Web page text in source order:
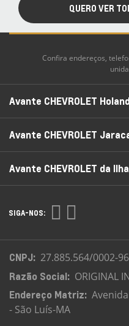
QUERO VER
Confira endereços,
Avante CHEVROLET
Avante CHEVROLET
Avante CHEVROLET da
SIGA-NOS:
CNPJ: 27.885.564/0002-96
Razão Social: ORIGINAL
Endereço Matriz:
- São Luís-MA